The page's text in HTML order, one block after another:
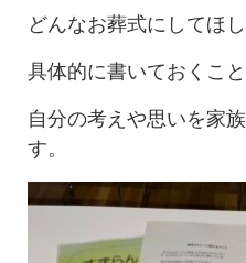
どんなお葬式にしてほし
具体的に書いておくこ
自分の考えや思いを家
す。